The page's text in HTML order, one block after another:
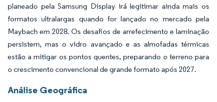
planeado pela Samsung Display irá legitimar ainda mais os
formatos ultralargas quando for lançado no mercado pela
Maybach em 2028. Os desafios de arrefecimento e laminação
persistem, mas o vidro avançado e as almofadas térmicas
estão a mitigar os pontos quentes, preparando o terreno para
o crescimento convencional de grande formato após 2027.
Análise Geográfica